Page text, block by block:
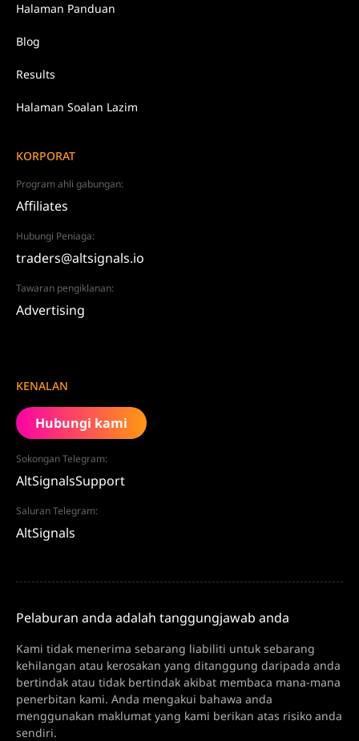
Halaman Panduan
Blog
Results
Halaman Soalan Lazim
KORPORAT
Program ahli gabungan:
Affiliates
Hubungi Peniaga:
traders@altsignals.io
Tawaran pengiklanan:
Advertising
KENALAN
Hubungi kami
Sokongan Telegram:
AltSignalsSupport
Saluran Telegram:
AltSignals
Pelaburan anda adalah tanggungjawab anda
Kami tidak menerima sebarang liabiliti untuk sebarang
kehilangan atau kerosakan yang ditanggung daripada anda
bertindak atau tidak bertindak akibat membaca mana-mana
penerbitan kami. Anda mengakui bahawa anda
menggunakan maklumat yang kami berikan atas risiko anda
sendiri.